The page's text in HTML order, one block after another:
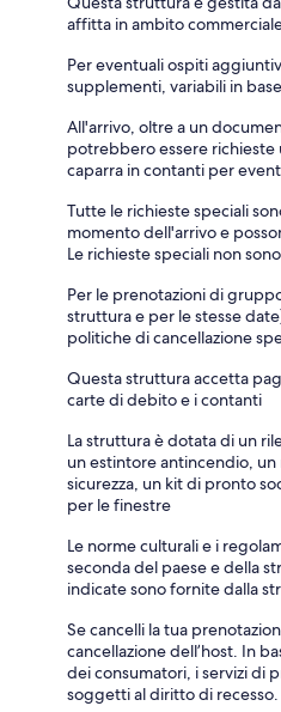
affitta in ambito
Per eventuali ospiti
supplementi, variabili in
All'arrivo, oltre a un
potrebbero essere
caparra in contanti per
Tutte le richieste speciali
momento dell'arrivo e
Le richieste speciali non
Per le prenotazioni di
struttura e per le stesse
politiche di cancellazione
Questa struttura accetta
carte di debito e i contanti
La struttura è dotata di un
un estintore antincendio,
sicurezza, un kit di pronto
per le finestre
Le norme culturali e i
seconda del paese e della
indicate sono fornite dalla
Se cancelli la tua
cancellazione dell’host. In
dei consumatori, i servizi di
soggetti al diritto di recesso.